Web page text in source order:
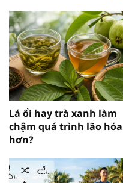
Lá ổi hay trà xanh làm
chậm quá trình lão hóa
hơn?